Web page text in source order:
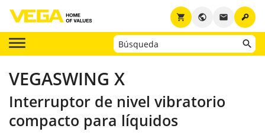
key
email
public
shopping_cart
VEGASWING X
Interruptor de nivel vibratorio
compacto para líquidos